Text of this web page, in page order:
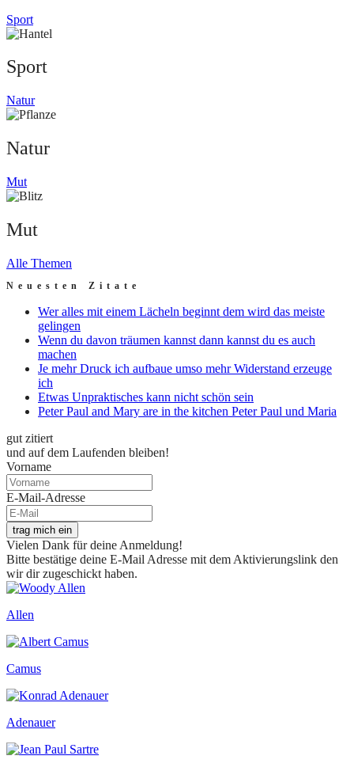
Sport
Sport
Natur
Natur
Mut
Mut
Alle Themen
Neuesten Zitate
Wer alles mit einem Lächeln beginnt dem wird das meiste
gelingen
Wenn du davon träumen kannst dann kannst du es auch
machen
Je mehr Druck ich aufbaue umso mehr Widerstand erzeuge
ich
Etwas Unpraktisches kann nicht schön sein
Peter Paul and Mary are in the kitchen Peter Paul und Maria
gut zitiert
und auf dem Laufenden bleiben!
Vorname
E-Mail-Adresse
trag mich ein
Vielen Dank für deine Anmeldung!
Bitte bestätige deine E-Mail Adresse mit dem Aktivierungslink den
wir dir zugeschickt haben.
Allen
Camus
Adenauer